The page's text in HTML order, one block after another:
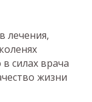
лечения,
силах врача
жизни